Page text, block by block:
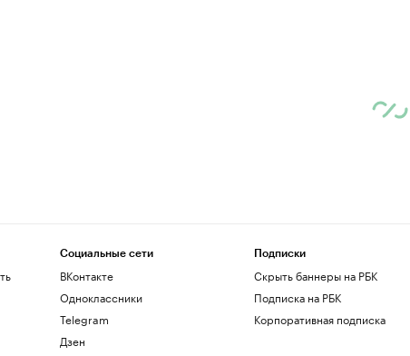
Социальные сети
ВКонтакте
Одноклассники
Telegram
Дзен
Подписки
Скрыть баннеры на РБК
Подписка на РБК
Корпоративная подписка